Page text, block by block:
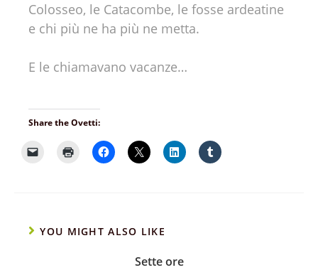
Colosseo, le Catacombe, le fosse ardeatine
e chi più ne ha più ne metta.
E le chiamavano vacanze…
Share the Ovetti:
YOU MIGHT ALSO LIKE
Sette ore